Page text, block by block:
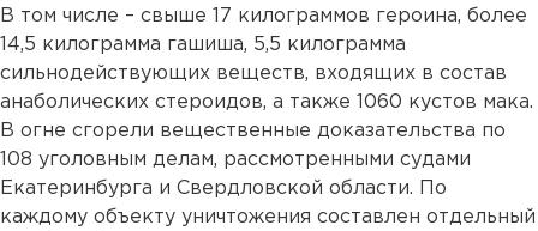
В том числе – свыше 17 килограммов героина, более
14,5 килограмма гашиша, 5,5 килограмма
сильнодействующих веществ, входящих в состав
анаболических стероидов, а также 1060 кустов мака.
В огне сгорели вещественные доказательства по
108 уголовным делам, рассмотренными судами
Екатеринбурга и Свердловской области. По
каждому объекту уничтожения составлен отдельный